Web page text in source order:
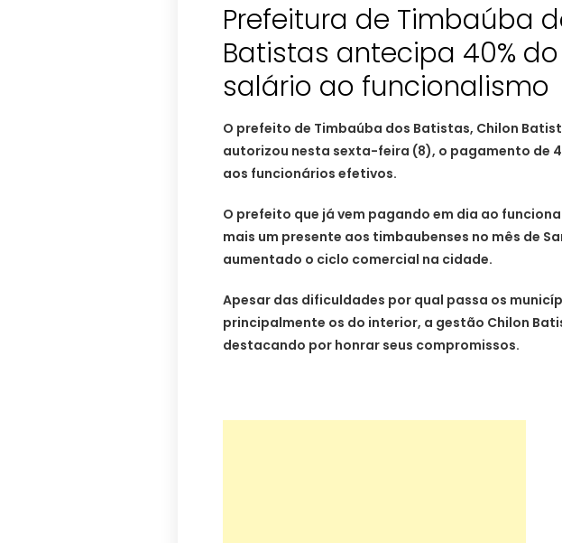
Prefeitura de Timbaúba
Batistas antecipa 40% do
salário ao funcionalismo
O prefeito de Timbaúba dos Batistas, Chilon
autorizou nesta sexta-feira (8), o pagamento de
aos funcionários efetivos.
O prefeito que já vem pagando em dia ao
mais um presente aos timbaubenses no mês de
aumentado o ciclo comercial na cidade.
Apesar das dificuldades por qual passa os
principalmente os do interior, a gestão Chilon
destacando por honrar seus compromissos.